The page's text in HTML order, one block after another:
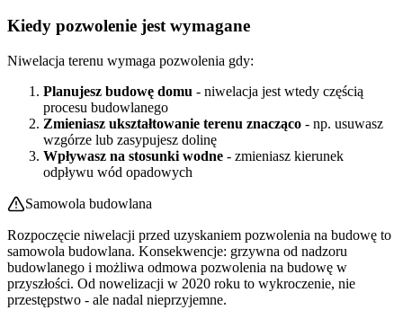
Kiedy pozwolenie jest wymagane
Niwelacja terenu wymaga pozwolenia gdy:
Planujesz budowę domu - niwelacja jest wtedy częścią
procesu budowlanego
Zmieniasz ukształtowanie terenu znacząco - np. usuwasz
wzgórze lub zasypujesz dolinę
Wpływasz na stosunki wodne - zmieniasz kierunek
odpływu wód opadowych
Samowola budowlana
Rozpoczęcie niwelacji przed uzyskaniem pozwolenia na budowę to
samowola budowlana. Konsekwencje: grzywna od nadzoru
budowlanego i możliwa odmowa pozwolenia na budowę w
przyszłości. Od nowelizacji w 2020 roku to wykroczenie, nie
przestępstwo - ale nadal nieprzyjemne.